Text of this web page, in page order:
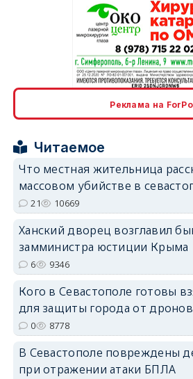
Реклама на
Читаемое
Что местная жительница
массовом убийстве в
21 10669
Ханский дворец возглавил
замминистра юстиции Крыма
6 9346
Кого в Севастополе готовы
для защиты города от дронов
0 8778
В Севастополе повреждены
при отражении атаки БПЛА